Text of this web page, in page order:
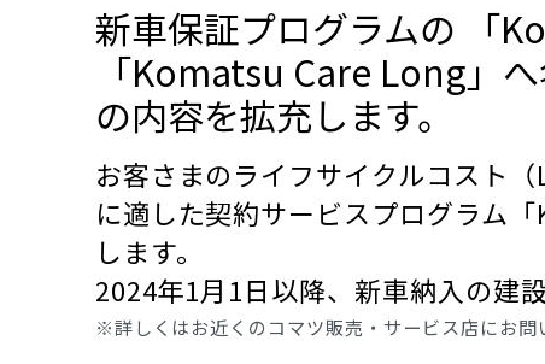
クローラダンプ
新車保証プログラムの 「
「Komatsu Care Long」
の内容を拡充します。
お客さまのライフサイクルコスト（
に適した契約サービスプログラム「
します。
2024年1月 1日以降、新車納入の建
※詳しくはお近くのコマツ販売・サービス店にお問